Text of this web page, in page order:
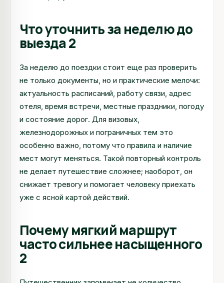
Что уточнить за неделю до
выезда 2
За неделю до поездки стоит еще раз проверить
не только документы, но и практические мелочи:
актуальность расписаний, работу связи, адрес
отеля, время встречи, местные праздники, погоду
и состояние дорог. Для визовых,
железнодорожных и пограничных тем это
особенно важно, потому что правила и наличие
мест могут меняться. Такой повторный контроль
не делает путешествие сложнее; наоборот, он
снижает тревогу и помогает человеку приехать
уже с ясной картой действий.
Почему мягкий маршрут
часто сильнее насыщенного
2